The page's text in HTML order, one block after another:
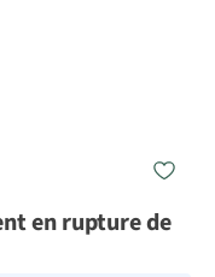
en rupture de